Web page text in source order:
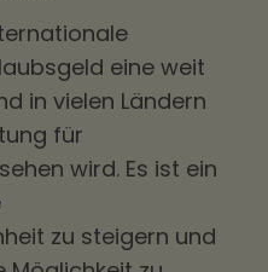
eine weit
in vielen Ländern
für
wird. Es ist ein
zu steigern und